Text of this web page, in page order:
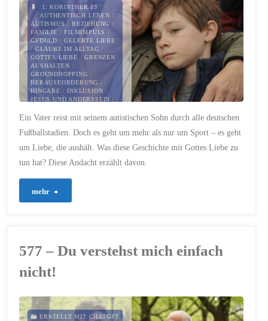
1. KORINTHER 13 /
AUTHENTISCH LEBEN /
AUTISMUS/ BEZIEHUNG /
FAMILIE /FILMIMPULS /
GEDULD /GELEBTE LIEBE
/ GLAUBE IM ALLTAG /
GOTTES LIEBE /GRENZEN
AUSHALTEN /
GROUNDHOPPING /
HERAUSFORDERUNG /
HINGABE /INKLUSION /
JESUS UND ANDERSSEIN /
SOHN-BEZIEHUNG/
WOCHENENDREBELLEN
7. JANUAR 2026
Ein Vater reist mit seinem autistischen Sohn durch alle deutschen
Fußballstadien. Doch es geht um mehr als nur um Sport – es geht
um Liebe, die aushält. Was diese Geschichte mit Gottes Liebe zu
tun hat? Diese Andacht erzählt davon.
mehr
Was
577 – Du verstehst mich einfach
nicht!
ERSTELLT MIT CHATGPT